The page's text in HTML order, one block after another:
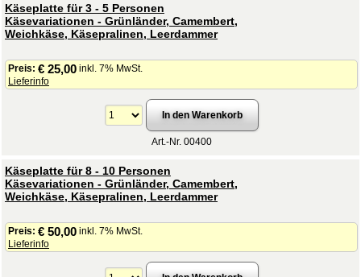
Käseplatte für 3 - 5 Personen
Käsevariationen - Grünländer, Camembert,
Weichkäse, Käsepralinen, Leerdammer
Preis: € 25,00 inkl. 7% MwSt.
Lieferinfo
Art.-Nr. 00400
Käseplatte für 8 - 10 Personen
Käsevariationen - Grünländer, Camembert,
Weichkäse, Käsepralinen, Leerdammer
Preis: € 50,00 inkl. 7% MwSt.
Lieferinfo